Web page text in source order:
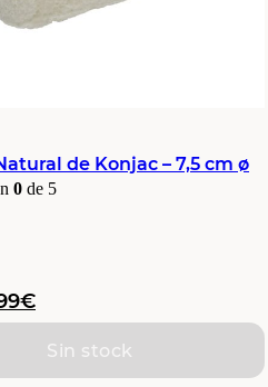
de Konjac – 7,5 cm ø
0 de 5
€El
precio
actual
es:
Sin stock